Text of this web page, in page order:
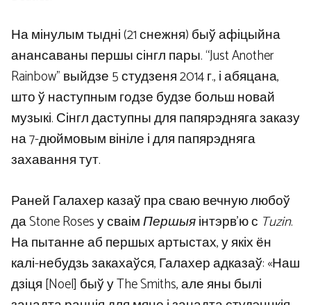
На мінулым тыдні (21 снежня) быў афіцыйна
анансаваны першы сінгл пары. “Just Another
Rainbow” выйдзе 5 студзеня 2014 г., і абяцана,
што ў наступным годзе будзе больш новай
музыкі. Сінгл даступны для папярэдняга заказу
на 7-дюймовым вініле і для папярэдняга
захавання тут.
Раней Галахер казаў пра сваю вечную любоў
да Stone Roses у сваімПершыяінтэрв’ю с Tuzin.
На пытанне аб першых артыстах, у якіх ён
калі-небудзь закахаўся, Галахер адказаў: «Наш
дзіця [Noel] быў у The Smiths, але яны былі